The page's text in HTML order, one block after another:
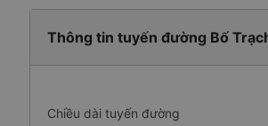
Thông tin tuyến đường Bố
Chiều dài tuyến đường